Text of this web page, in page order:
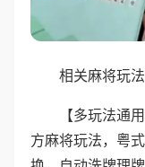
相关麻将玩
【多玩法通
方麻将玩法，粤